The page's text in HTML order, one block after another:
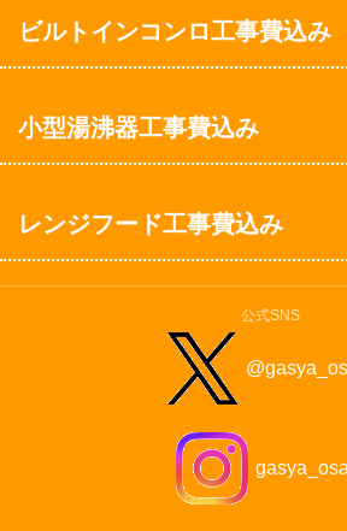
ビルトインコンロ工事費込み
小型湯沸器工事費込み
レンジフード工事費込み
公式SNS